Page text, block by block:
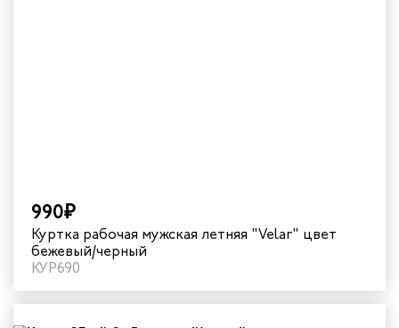
990₽
Куртка рабочая мужская летняя "Velar" цвет
бежевый/черный
КУР690